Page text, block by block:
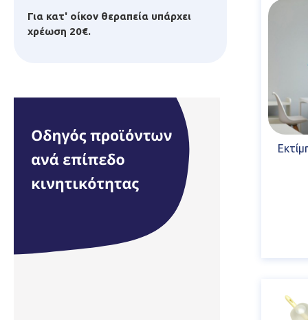
Για κατ' οίκον θεραπεία υπάρχει
χρέωση 20€.